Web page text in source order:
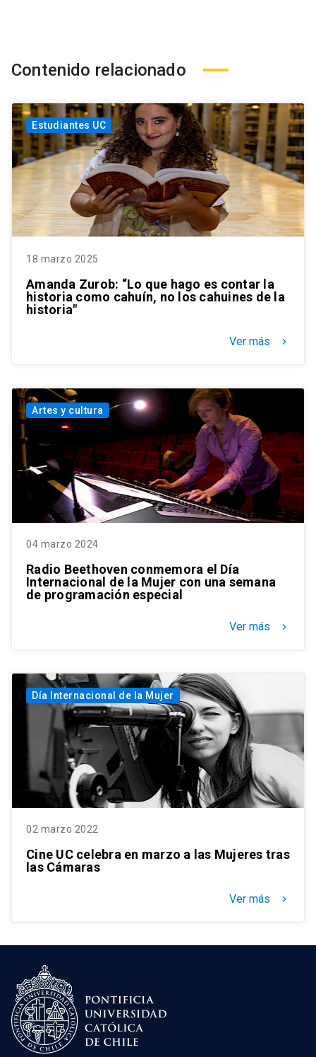
Contenido relacionado
Estudiantes UC
18 marzo 2025
Amanda Zurob: “Lo que hago es contar la
historia como cahuín, no los cahuines de la
historia"
Ver más keyboard_arrow_right
Artes y cultura
04 marzo 2024
Radio Beethoven conmemora el Día
Internacional de la Mujer con una semana
de programación especial
Ver más keyboard_arrow_right
Día Internacional de la Mujer
02 marzo 2022
Cine UC celebra en marzo a las Mujeres tras
las Cámaras
Ver más keyboard_arrow_right